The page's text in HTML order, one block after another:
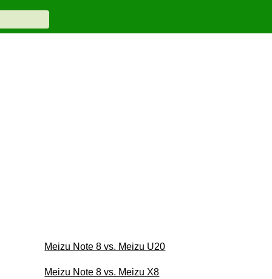
Meizu Note 8 vs. Meizu U20
Meizu Note 8 vs. Meizu X8